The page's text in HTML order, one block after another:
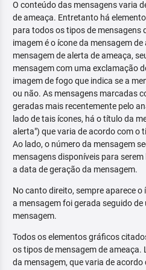
O conteúdo das mensagens varia
de ameaça. Entretanto há
para todos os tipos de mensagens
imagem é o ícone da mensagem
mensagem de alerta de ameaça,
mensagem com uma exclamação
imagem de fogo que indica se a
ou não. As mensagens marcadas
geradas mais recentemente pelo
lado de tais ícones, há o título da
alerta") que varia de acordo com o
Ao lado, o número da mensagem
mensagens disponíveis para
a data de geração da mensagem.
No canto direito, sempre aparece o
a mensagem foi gerada seguido
mensagem.
Todos os elementos gráficos
os tipos de mensagem de
da mensagem, que varia de